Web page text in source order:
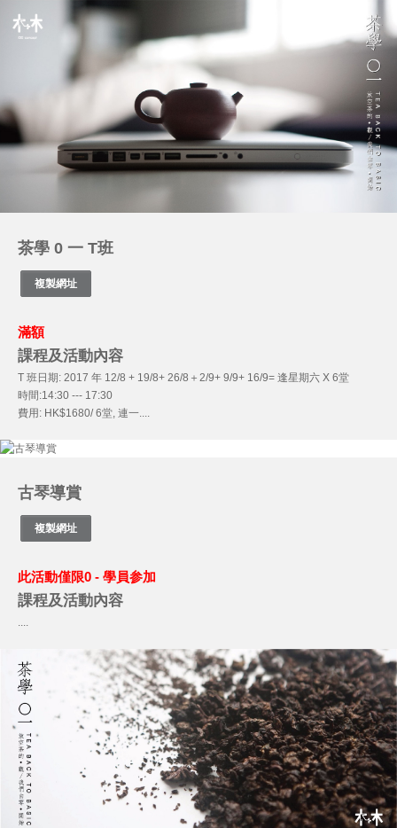
茶學 0 一 T班
滿額
課程及活動內容
T 班日期: 2017 年 12/8 + 19/8+ 26/8＋2/9+ 9/9+ 16/9= 逢星期六 X 6堂
時間:14:30 --- 17:30
費用: HK$1680/ 6堂, 連一....
古琴導賞
此活動僅限0 - 學員参加
課程及活動內容
....